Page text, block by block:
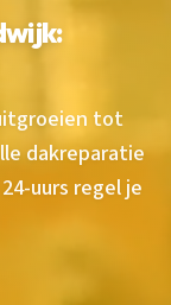
tot
dakreparatie
uurs regel je